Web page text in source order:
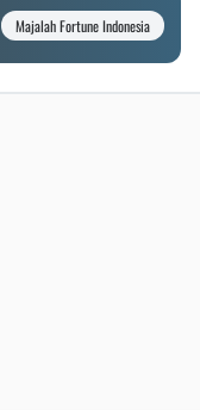
Majalah Fortune Indonesia